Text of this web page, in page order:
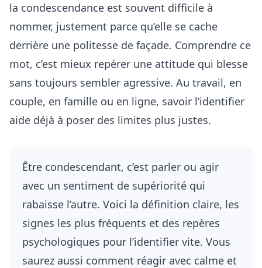
la condescendance est souvent difficile à
nommer, justement parce qu’elle se cache
derrière une politesse de façade. Comprendre ce
mot, c’est mieux repérer une attitude qui blesse
sans toujours sembler agressive. Au travail, en
couple, en famille ou en ligne, savoir l’identifier
aide déjà à poser des limites plus justes.
Être condescendant, c’est parler ou agir
avec un sentiment de supériorité qui
rabaisse l’autre. Voici la définition claire, les
signes les plus fréquents et des repères
psychologiques pour l’identifier vite. Vous
saurez aussi comment réagir avec calme et